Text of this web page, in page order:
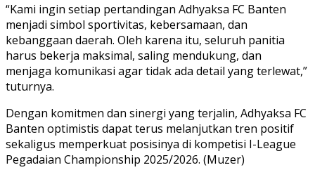
“Kami ingin setiap pertandingan Adhyaksa FC Banten
menjadi simbol sportivitas, kebersamaan, dan
kebanggaan daerah. Oleh karena itu, seluruh panitia
harus bekerja maksimal, saling mendukung, dan
menjaga komunikasi agar tidak ada detail yang terlewat,”
tuturnya.
Dengan komitmen dan sinergi yang terjalin, Adhyaksa FC
Banten optimistis dapat terus melanjutkan tren positif
sekaligus memperkuat posisinya di kompetisi I-League
Pegadaian Championship 2025/2026. (Muzer)